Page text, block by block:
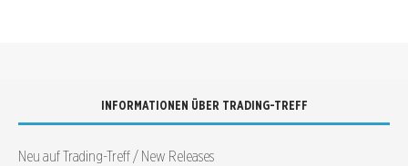
INFORMATIONEN ÜBER TRADING-TREFF
Neu auf Trading-Treff / New Releases